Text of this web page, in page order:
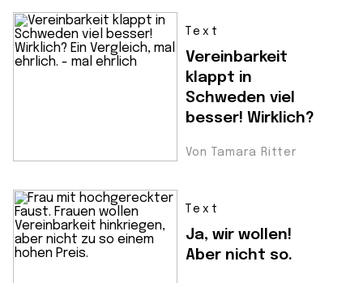
Text
Vereinbarkeit
klappt in
Schweden viel
besser! Wirklich?
Von Tamara Ritter
Text
Ja, wir wollen!
Aber nicht so.